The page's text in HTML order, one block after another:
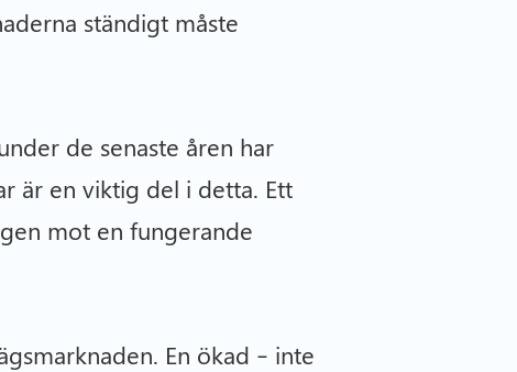
ständigt måste
de senaste åren har
är en viktig del i detta. Ett
mot en fungerande
En ökad – inte